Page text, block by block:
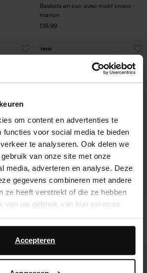
om content en advertenties te
functies voor social media te bieden
te analyseren. Ook delen we
van onze site met onze
media, adverteren en analyse. Deze
gegevens combineren met andere
ze heeft verstrekt of die ze hebben
van uw gebruik van hun services.
samen met Google voor
Meer informatie over
gebruikt, vindt u op
Accepteren
Baskets en cuir avec motif croco -
marron
136.99
marron
new